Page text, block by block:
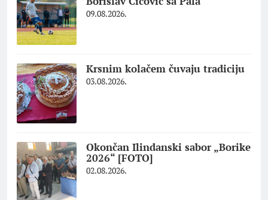
09.08.2026.
Krsnim kolačem čuvaju tradiciju
03.08.2026.
Okončan Ilindanski sabor „Borike
2026“ [FOTO]
02.08.2026.